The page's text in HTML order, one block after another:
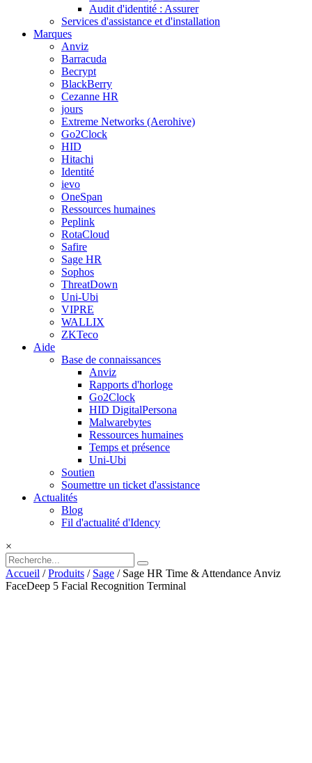
Audit d'identité : Assurer
Services d'assistance et d'installation
Marques
Anviz
Barracuda
Becrypt
BlackBerry
Cezanne HR
jours
Extreme Networks (Aerohive)
Go2Clock
HID
Hitachi
Identité
ievo
OneSpan
Ressources humaines
Peplink
RotaCloud
Safire
Sage HR
Sophos
ThreatDown
Uni-Ubi
VIPRE
WALLIX
ZKTeco
Aide
Base de connaissances
Anviz
Rapports d'horloge
Go2Clock
HID DigitalPersona
Malwarebytes
Ressources humaines
Temps et présence
Uni-Ubi
Soutien
Soumettre un ticket d'assistance
Actualités
Blog
Fil d'actualité d'Idency
×
Accueil /Produits / Sage / Sage HR Time & Attendance Anviz
FaceDeep 5 Facial Recognition Terminal